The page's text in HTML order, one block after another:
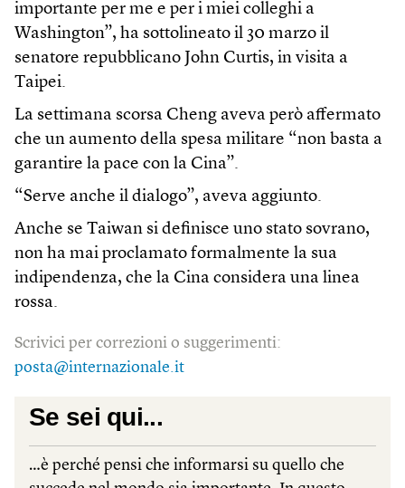
importante per me e per i miei colleghi a
Washington”, ha sottolineato il 30 marzo il
senatore repubblicano John Curtis, in visita a
Taipei.
La settimana scorsa Cheng aveva però affermato
che un aumento della spesa militare “non basta a
garantire la pace con la Cina”.
“Serve anche il dialogo”, aveva aggiunto.
Anche se Taiwan si definisce uno stato sovrano,
non ha mai proclamato formalmente la sua
indipendenza, che la Cina considera una linea
rossa.
Scrivici per correzioni o suggerimenti:
posta@internazionale.it